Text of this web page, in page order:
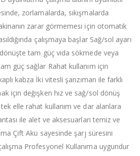
zorlamalarda, sıkışmalarda
zarar görmemesi için otomatik
çalışmaya başlar Sağ/sol ayarı
tam güç vida sökmede veya
güç sağlar Rahat kullanım için
kabza İki vitesli şanzıman ile farklı
için değişken hız ve sağ/sol dönüş
elle rahat kullanım ve dar alanlara
ile alet ve aksesuarları temiz ve
Çift Akü sayesinde şarj süresini
Profesyonel Kullanıma uygundur